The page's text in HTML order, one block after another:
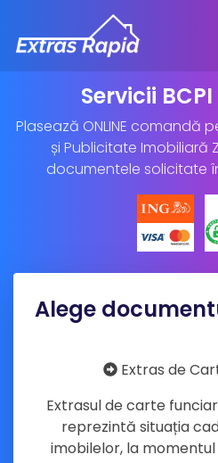
Servicii
Plasează ONLINE comandă
și Publicitate Imobiliară
documentele solicitate
Alege
Extras de
Extrasul de carte
reprezintă situația
imobilelor, la